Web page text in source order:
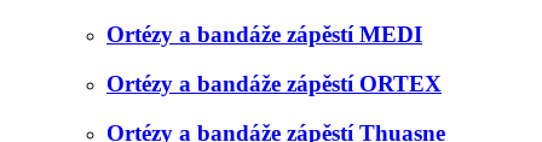
Ortézy a bandáže zápěstí MEDI
Ortézy a bandáže zápěstí ORTEX
Ortézy a bandáže zápěstí Thuasne